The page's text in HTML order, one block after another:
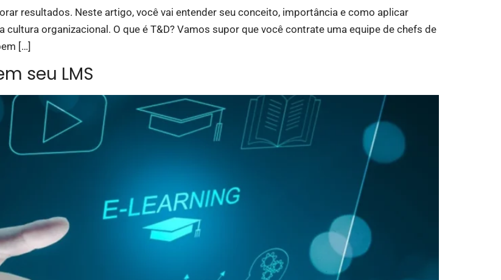
resultados. Neste artigo, você vai entender seu conceito, importância e como aplicar
organizacional. O que é T&D? Vamos supor que você contrate uma equipe de chefs de
[…]
seu LMS